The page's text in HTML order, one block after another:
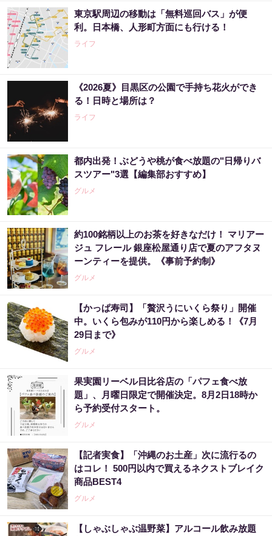
東京駅周辺の移動は「無料巡回バス」が便
利。日本橋、人形町方面にも行ける！
ライフ
《2026夏》目黒区の公園で手持ち花火ができ
る！日時と場所は？
ライフ
都内出発！ぶどうや桃が食べ放題の"日帰りバ
スツアー"3選【編集部おすすめ】
グルメ
約100銘柄以上のお茶を好きなだけ！ マリアー
ジュ フレール 銀座松屋通り店で夏のアフタヌ
ーンティーを提供。《事前予約制》
グルメ
【かっぱ寿司】「贅沢うにいくら祭り」開催
中。いくら包みが110円から楽しめる！《7月
29日まで》
グルメ
果実園リーベル日比谷店の「パフェ食べ放
題」、月曜日限定で開催決定。8月2日18時か
ら予約受付スタート。
グルメ
【記者実食】「沖縄のお土産」次に流行るの
はコレ！ 500円以内で買えるネクストブレイク
商品BEST4
グルメ
【しゃぶしゃぶ温野菜】アルコール飲み放題